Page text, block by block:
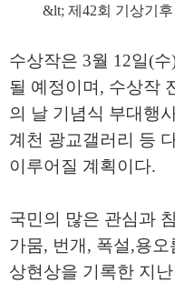
&lt;제42회 기상기
수상작은 3월 12일(수
될 예정이며 , 수상작
의 날 기념식 부대행
계천 광교갤러리 등
이루어질 계획이다.
국민의 많은 관심과
가뭄, 번개 , 폭설,용오
상현상을 기록한 지